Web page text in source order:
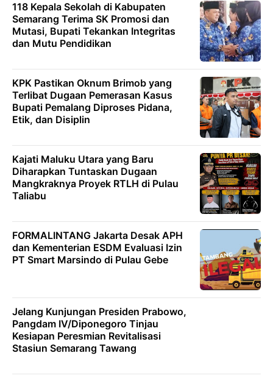
118 Kepala Sekolah di Kabupaten
Semarang Terima SK Promosi dan
Mutasi, Bupati Tekankan Integritas
dan Mutu Pendidikan
KPK Pastikan Oknum Brimob yang
Terlibat Dugaan Pemerasan Kasus
Bupati Pemalang Diproses Pidana,
Etik, dan Disiplin
Kajati Maluku Utara yang Baru
Diharapkan Tuntaskan Dugaan
Mangkraknya Proyek RTLH di Pulau
Taliabu
FORMALINTANG Jakarta Desak APH
dan Kementerian ESDM Evaluasi Izin
PT Smart Marsindo di Pulau Gebe
Jelang Kunjungan Presiden Prabowo,
Pangdam IV/Diponegoro Tinjau
Kesiapan Peresmian Revitalisasi
Stasiun Semarang Tawang